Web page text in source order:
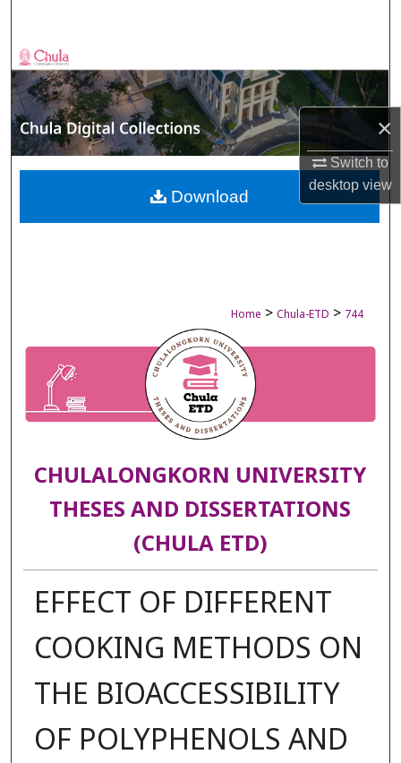
×
Switch to
desktopview
Browse Collections
My Account
About
Digital Commons Network™
Home > Chula-ETD > 744
CHULALONGKORN UNIVERSITY
THESES AND DISSERTATIONS
(CHULA ETD)
EFFECT OF DIFFERENT
COOKING METHODS ON
THE BIOACCESSIBILITY
OF POLYPHENOLS AND
Download